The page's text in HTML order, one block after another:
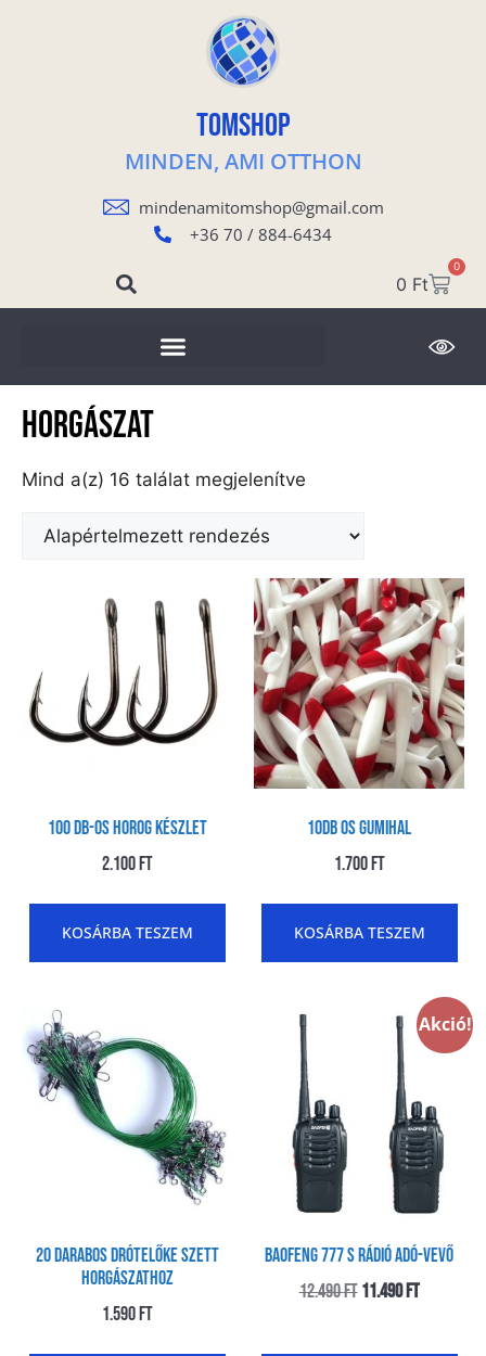
TOMSHOP
MINDEN, AMI OTTHON
mindenamitomshop@gmail.com
+36 70 / 884-6434
0 Ft
0
Horgászat
Mind a(z) 16 találat megjelenítve
100 db-os Horog Készlet
2.100 Ft
KOSÁRBA TESZEM
10db os Gumihal
1.700 Ft
KOSÁRBA TESZEM
20 Darabos Drótelőke Szett
Horgászathoz
1.590 Ft
Akció!
Baofeng 777 s Rádió adó-vevő
12.490Ft 11.490 Ft